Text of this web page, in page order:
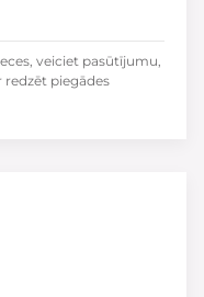
veiciet pasūtījumu,
piegādes